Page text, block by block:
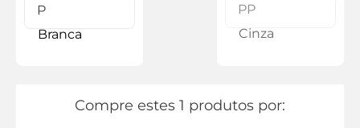
P PP
Compre estes 1 produtos por: